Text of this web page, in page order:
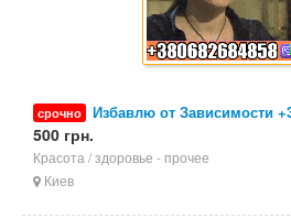
срочно Избавлю от Зависимости
500 грн.
Красота / здоровье - прочее
Киев